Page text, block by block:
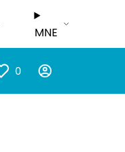
MNE
0